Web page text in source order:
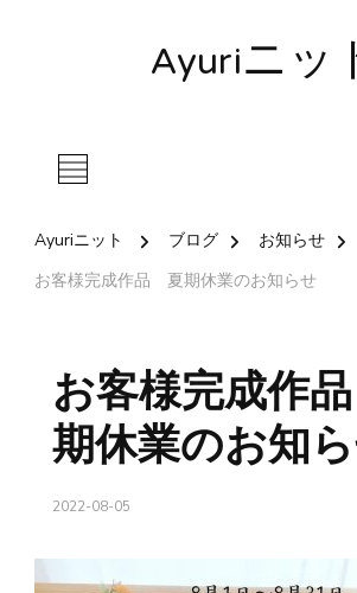
Ayuriニッ
Ayuriニット ブログ
お知らせ
お客様完成作品 夏期休業のお知らせ
お客様完成作
期休業のお知
2022-08-05